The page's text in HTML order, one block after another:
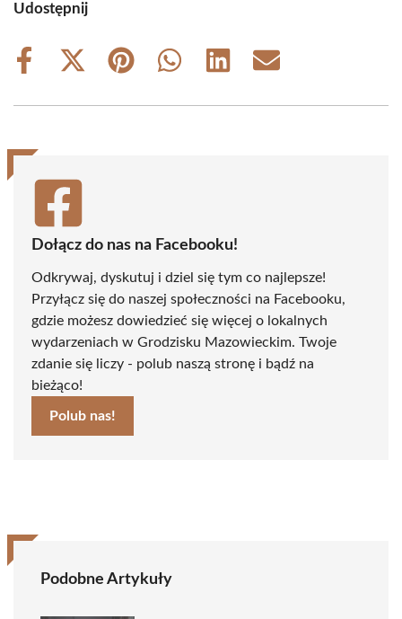
Udostępnij
Share
Share
(Twitter)
Share
Share
Share
Share
Dołącz do nas na Facebooku!
Odkrywaj, dyskutuj i dziel się tym co najlepsze!
Przyłącz się do naszej społeczności na Facebooku,
gdzie możesz dowiedzieć się więcej o lokalnych
wydarzeniach w Grodzisku Mazowieckim. Twoje
zdanie się liczy - polub naszą stronę i bądź na
bieżąco!
Polub nas!
Podobne Artykuły